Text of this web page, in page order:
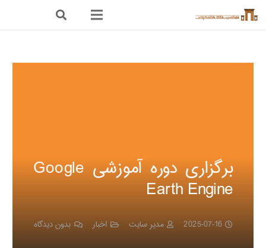
برگزاری دوره آموزشی Google
Earth Engine
2025-07-16 مدیر سایت اخبار بدون دیدگاه